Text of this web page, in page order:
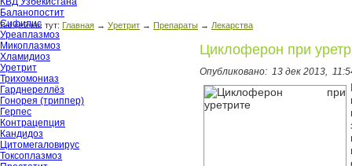
Баланопостит
Сифилис
Уреаплазмоз
Микоплазмоз
Хламидиоз
Уретрит
Трихомониаз
Гарднереллёз
Гонорея (триппер)
Герпес
Контрацепция
Кандидоз
Цитомегаловирус
Токсоплазмоз
Вы сейчас тут: Главная → Уретрит → Препараты → Лекарства
Циклоферон при
Опубликовано: 13 дек 2013,